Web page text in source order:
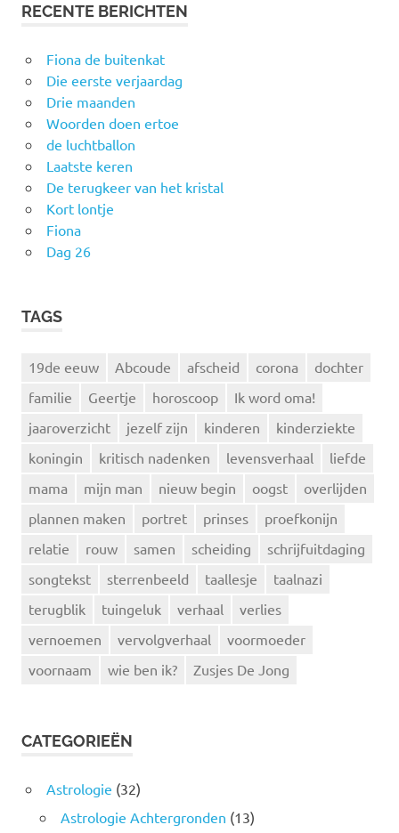
RECENTE BERICHTEN
Fiona de buitenkat
Die eerste verjaardag
Drie maanden
Woorden doen ertoe
de luchtballon
Laatste keren
De terugkeer van het kristal
Kort lontje
Fiona
Dag 26
TAGS
19de eeuw Abcoude afscheid corona
dochter
familie
Geertje horoscoop
Ik word oma!
jaaroverzicht
jezelf zijn kinderen
kinderziekte
koningin
kritisch nadenken levensverhaal
liefde
mama
mijn man nieuw begin oogst
overlijden
plannen maken
portret prinses
proefkonijn
relatie
rouw samen scheiding
schrijfuitdaging
songtekst
sterrenbeeld taallesje
taalnazi
terugblik
tuingeluk verhaal
verlies
vernoemen
vervolgverhaal
voormoeder
voornaam
wie ben ik? Zusjes De Jong
CATEGORIEËN
Astrologie (32)
Astrologie Achtergronden (13)